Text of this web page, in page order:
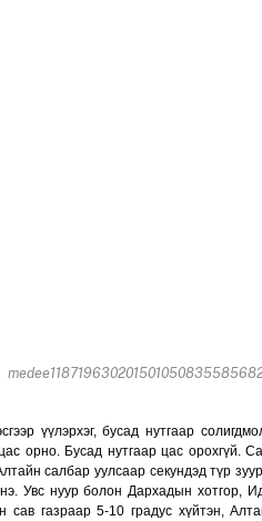
үүлэрхэг, бусад нутгаар
орно. Бусад нутгаар цас орохгүй.
салбар уулсаар секундэд түр
Увс нуур болон Дархадын хотгор,
сав газраар 5-10 градус хүйтэн,